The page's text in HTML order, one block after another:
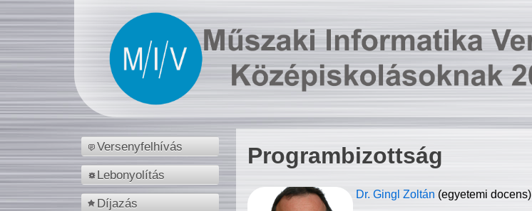
Versenyfelhívás
Lebonyolítás
Díjazás
Programbizottság
Dr. Gingl Zoltán (egyetemi docens)